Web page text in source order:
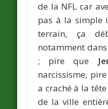
de la NFL car
pas à la simple
terrain, ça
notamment
; pire que
narcissisme,
a craché à la tête
de la ville